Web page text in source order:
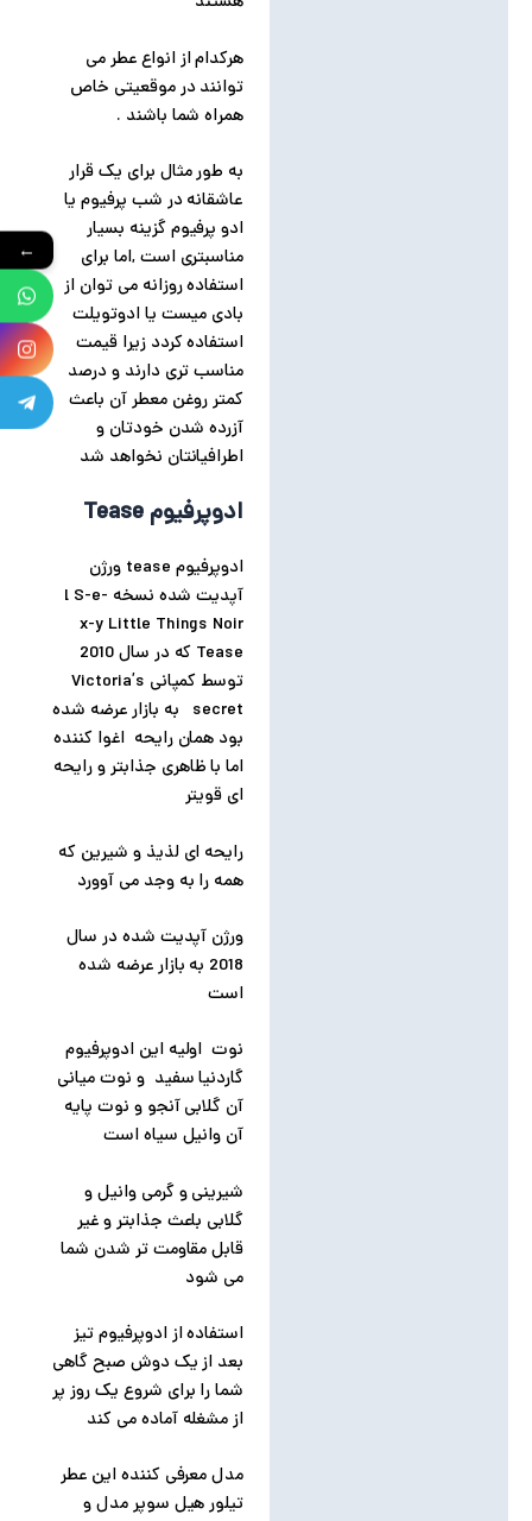
هرکدام از انواع عطر می
توانند در موقعیتی خاص
همراه شما باشند .
به طور مثال برای یک قرار
عاشقانه در شب پرفیوم یا
ادو پرفیوم گزینه بسیار
مناسبتری است ,اما برای
استفاده روزانه می توان از
بادی میست یا ادوتویلت
استفاده کردد زیرا قیمت
مناسب تری دارند و درصد
کمتر روغن معطر آن باعث
آزرده شدن خودتان و
اطرافیانتان نخواهد شد
ادوپرفیوم Tease
ادوپرفیوم tease ورژن
آپدیت شده نسخه l S-e-
x-y Little Things Noir
توسط کمپانی Victoria’s
secret به بازار عرضه شده
بود همان رایحه اغوا کننده
اما با ظاهری جذابتر و رایحه
ای قویتر
رایحه ای لذیذ و شیرین که
همه را به وجد می آوورد
ورژن آپدیت شده در سال
2018 به بازار عرضه شده
است
نوت اولیه این ادوپرفیوم
گاردنیا سفید و نوت میانی
آن گلابی آنجو و نوت پایه
آن وانیل سیاه است
شیرینی و گرمی وانیل و
گلابی باعث جذابتر و غیر
قابل مقاومت تر شدن شما
می شود
استفاده از ادوپرفیوم تیز
بعد از یک دوش صبح گاهی
شما را برای شروع یک روز پر
از مشغله آماده می کند
مدل معرفی کننده این عطر
تیلور هیل سوپر مدل و
←